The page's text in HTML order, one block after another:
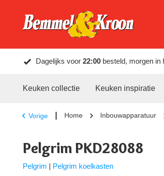
Dagelijks voor 22:00 besteld, morgen in
Keuken collectie Keuken inspiratie
Vorige Home Inbouwapparatuur
Pelgrim PKD28088
Pelgrim | Pelgrim koelkasten